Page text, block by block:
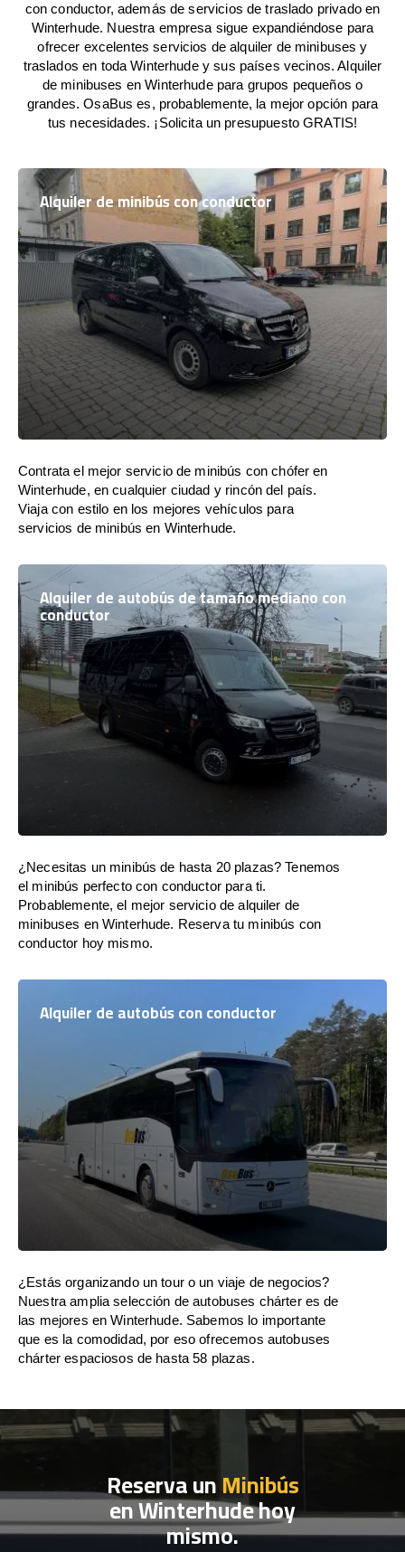
con conductor, además de servicios de traslado privado en
Winterhude. Nuestra empresa sigue expandiéndose para
ofrecer excelentes servicios de alquiler de minibuses y
traslados en toda Winterhude y sus países vecinos. Alquiler
de minibuses en Winterhude para grupos pequeños o
grandes. OsaBus es, probablemente, la mejor opción para
tus necesidades. ¡Solicita un presupuesto GRATIS!
Alquiler de minibús con conductor
Contrata el mejor servicio de minibús con chófer en
Winterhude, en cualquier ciudad y rincón del país.
Viaja con estilo en los mejores vehículos para
servicios de minibús en Winterhude.
Alquiler de autobús de tamaño mediano con
conductor
¿Necesitas un minibús de hasta 20 plazas? Tenemos
el minibús perfecto con conductor para ti.
Probablemente, el mejor servicio de alquiler de
minibuses en Winterhude. Reserva tu minibús con
conductor hoy mismo.
Alquiler de autobús con conductor
¿Estás organizando un tour o un viaje de negocios?
Nuestra amplia selección de autobuses chárter es de
las mejores en Winterhude. Sabemos lo importante
que es la comodidad, por eso ofrecemos autobuses
chárter espaciosos de hasta 58 plazas.
Reserva unMinibús
en Winterhude hoy
mismo.